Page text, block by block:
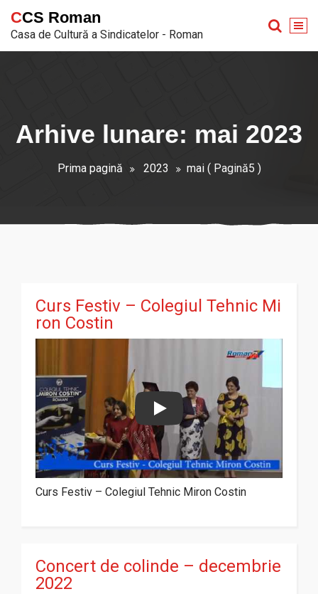
conținut
CCS Roman
Casa de Cultură a Sindicatelor - Roman
Arhive lunare: mai 2023
Prima pagină 2023 mai( Pagină5 )
Curs Festiv – Colegiul Tehnic Mi
ron Costin
Play
Curs Festiv – Colegiul Tehnic Miron Costin
Concert de colinde – decembrie
2022